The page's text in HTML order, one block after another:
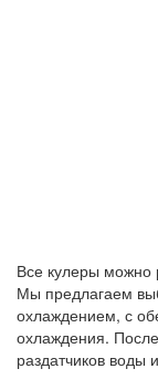
Все кулеры можно
Мы предлагаем
охлаждением, с
охлаждения.
раздатчиков воды